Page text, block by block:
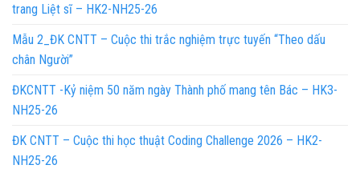
trang Liệt sĩ – HK2-NH25-26
Mẫu 2_ĐK CNTT – Cuộc thi trắc nghiệm trực tuyến “Theo dấu
chân Người”
ĐKCNTT -Kỷ niệm 50 năm ngày Thành phố mang tên Bác – HK3-
NH25-26
ĐK CNTT – Cuộc thi học thuật Coding Challenge 2026 – HK2-
NH25-26